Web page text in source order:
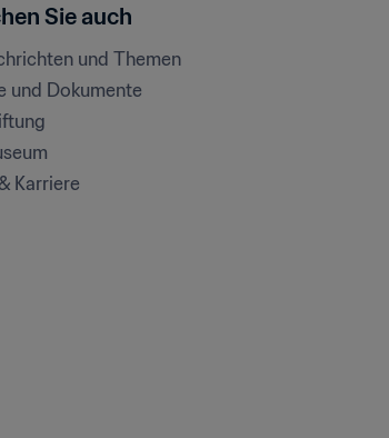
Sie auch
und Themen
und Dokumente
Karriere